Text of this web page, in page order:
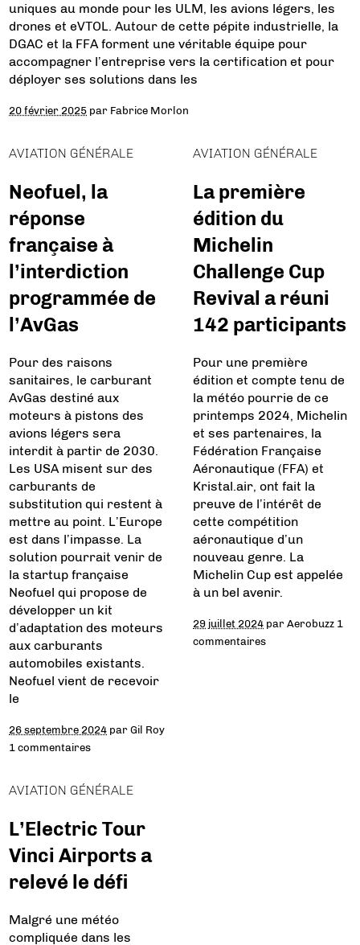
uniques au monde pour les ULM, les avions légers, les
drones et eVTOL. Autour de cette pépite industrielle, la
DGAC et la FFA forment une véritable équipe pour
accompagner l’entreprise vers la certification et pour
déployer ses solutions dans les
20 février 2025 par Fabrice Morlon
AVIATION GÉNÉRALE
Neofuel, la
réponse
française à
l’interdiction
programmée de
l’AvGas
Pour des raisons
sanitaires, le carburant
AvGas destiné aux
moteurs à pistons des
avions légers sera
interdit à partir de 2030.
Les USA misent sur des
carburants de
substitution qui restent à
mettre au point. L’Europe
est dans l’impasse. La
solution pourrait venir de
la startup française
Neofuel qui propose de
développer un kit
d’adaptation des moteurs
aux carburants
automobiles existants.
Neofuel vient de recevoir
le
26 septembre 2024 parGil Roy
1 commentaires
AVIATION GÉNÉRALE
La première
édition du
Michelin
Challenge Cup
Revival a réuni
142 participants
Pour une première
édition et compte tenu de
la météo pourrie de ce
printemps 2024, Michelin
et ses partenaires, la
Fédération Française
Aéronautique (FFA) et
Kristal.air, ont fait la
preuve de l’intérêt de
cette compétition
aéronautique d’un
nouveau genre. La
Michelin Cup est appelée
à un bel avenir.
29 juillet 2024 parAerobuzz 1
commentaires
AVIATION GÉNÉRALE
L’Electric Tour
Vinci Airports a
relevé le défi
Malgré une météo
compliquée dans les